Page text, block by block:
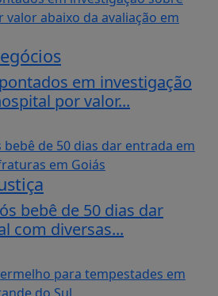
em investigação
por valor...
bebê de 50 dias dar
com diversas...